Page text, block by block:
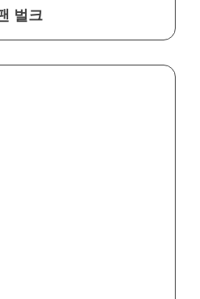
벌크